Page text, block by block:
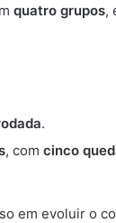
quatro grupos,
.
, com cinco
em evoluir o